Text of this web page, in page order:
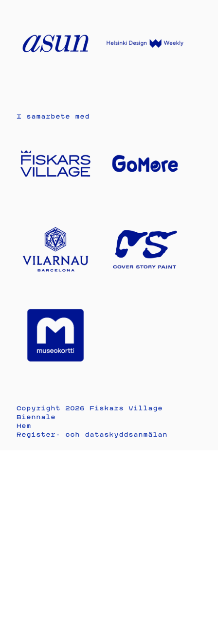
I samarbete med
Copyright 2026 Fiskars Village
Biennale
Hem
Register- och dataskyddsanmälan